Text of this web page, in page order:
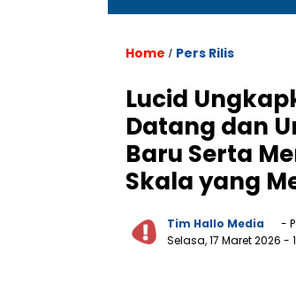
Home / Pers Rilis
Lucid
Datang dan
Baru Serta
Skala yang
Tim Hallo Media
-
Selasa, 17 Maret 2026 -